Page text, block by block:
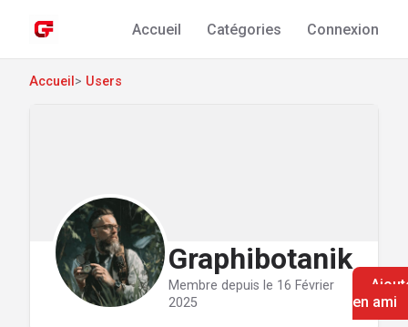
Accueil Catégories Connexion
Accueil > Users
Graphibotanik
Membre depuis le 16 Février
2025
en ami